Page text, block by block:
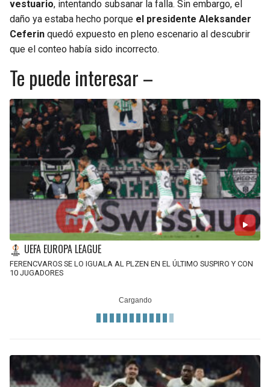
vestuario, intentando subsanar la falla. Sin embargo, el
daño ya estaba hecho porque el presidente Aleksander
Ceferin quedó expuesto en pleno escenario al descubrir
que el conteo había sido incorrecto.
Te puede interesar –
UEFA EUROPA LEAGUE
FERENCVAROS SE LO IGUALA AL PLZEN EN EL ÚLTIMO SUSPIRO Y CON
10 JUGADORES